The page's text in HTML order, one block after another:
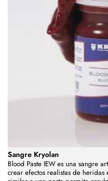
Sangre Kryolan
Blood Paste IEW es una sangre
crear efectos realistas de heridas